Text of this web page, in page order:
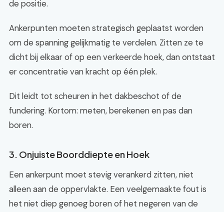
de positie.
Ankerpunten moeten strategisch geplaatst worden
om de spanning gelijkmatig te verdelen. Zitten ze te
dicht bij elkaar of op een verkeerde hoek, dan ontstaat
er concentratie van kracht op één plek.
Dit leidt tot scheuren in het dakbeschot of de
fundering. Kortom: meten, berekenen en pas dan
boren.
3. Onjuiste Boorddiepte en Hoek
Een ankerpunt moet stevig verankerd zitten, niet
alleen aan de oppervlakte. Een veelgemaakte fout is
het niet diep genoeg boren of het negeren van de